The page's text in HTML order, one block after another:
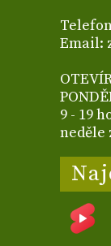
Email:
9 - 19
neděle